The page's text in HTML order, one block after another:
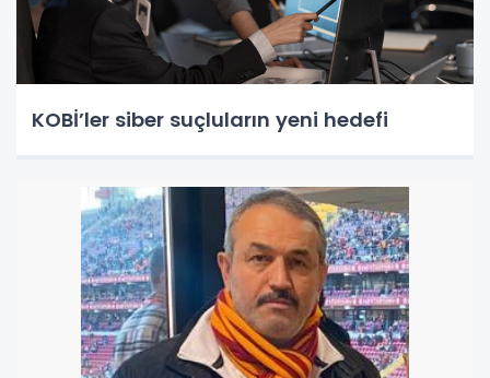
KOBİ’ler siber suçluların yeni hedefi